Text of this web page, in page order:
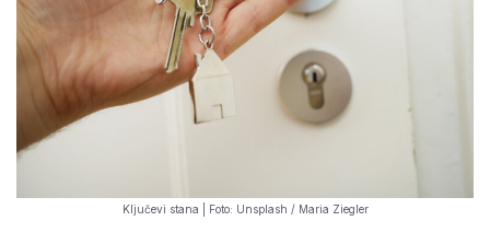
Ključevi stana | Foto: Unsplash / Maria Ziegler